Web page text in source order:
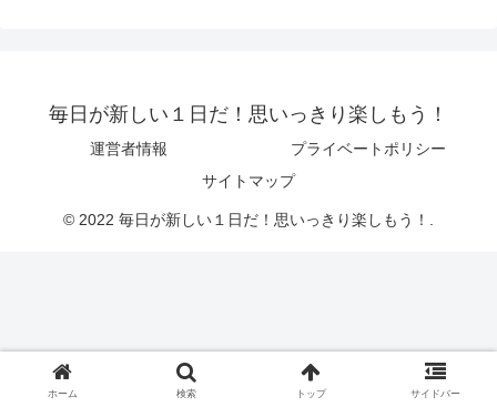
毎日が新しい１日だ！思いっきり楽しもう！
運営者情報
プライベートポリシー
サイトマップ
© 2022 毎日が新しい１日だ！思いっきり楽しもう！.
ホーム 検索 トップ サイドバー